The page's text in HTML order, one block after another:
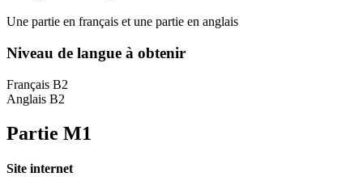
Une partie en français et une partie en anglais
Niveau de langue à obtenir
Français B2
Anglais B2
Partie M1
Site internet